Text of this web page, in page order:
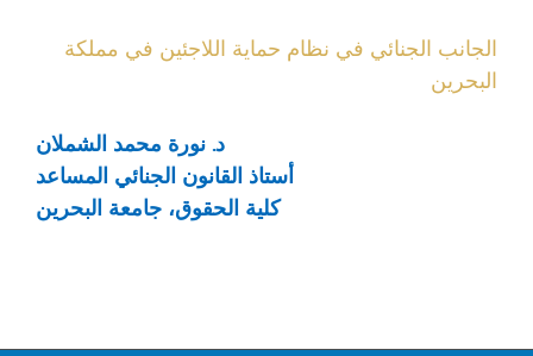
الجانب الجنائي في نظام حماية اللاجئين في مملكة
البحرين
د. نورة محمد الشملان
أستاذ القانون الجنائي المساعد
كلية الحقوق، جامعة البحرين